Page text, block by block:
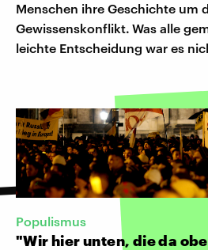
Menschen ihre Geschichte um
Gewissenskonflikt. Was alle
leichte Entscheidung war es
Populismus
"Wir hier unten, die da